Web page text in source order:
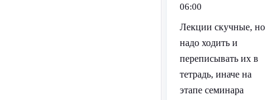
06:00
Лекции скучные, но
надо ходить и
переписывать их в
тетрадь, иначе на
этапе семинара